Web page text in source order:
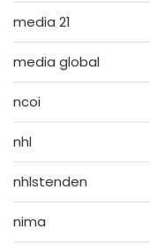
media 21
media global
ncoi
nhl
nhlstenden
nima